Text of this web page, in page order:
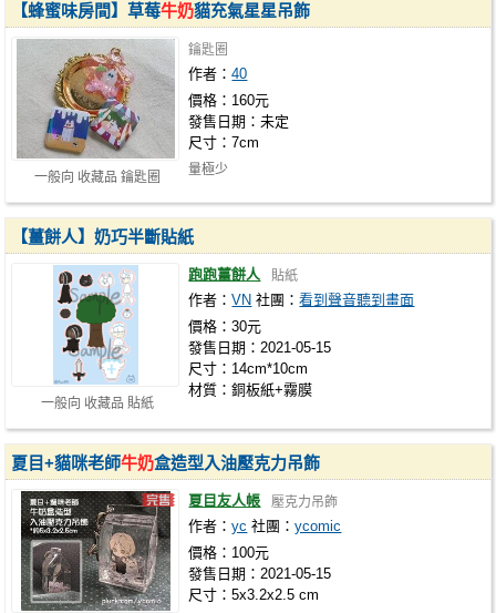
一般向 收藏品 鑰匙圈
【蜂蜜味房間】草莓牛奶貓充氣星星吊飾
鑰匙圈
作者：40
價格：160元
發售日期：未定
尺寸：7cm
量極少
一般向 收藏品 貼紙
【薑餅人】奶巧半斷貼紙
跑跑薑餅人 貼紙
作者：VN 社團：看到聲音聽到畫面
價格：30元
發售日期：2021-05-15
尺寸：14cm*10cm
材質：銅板紙+霧膜
夏目+貓咪老師牛奶盒造型入油壓克力吊飾
夏目友人帳 壓克力吊飾
作者：yc 社團：ycomic
價格：100元
發售日期：2021-05-15
尺寸：5x3.2x2.5 cm